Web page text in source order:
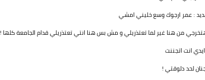
: عمر ارجوك وسع خليني امشي
من هنا غير لما تعتذريلي و مش بس هنا انتي تعتذريلي قدام الجامعة كلها !
انت اتجننت
لحد دلوقتي !